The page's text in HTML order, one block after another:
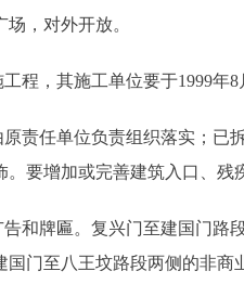
，对外开放。
，其施工单位要于1999年8
任单位负责组织落实；已
要增加或完善建筑入口、残
牌匾。复兴门至建国门路
门至八王坟路段两侧的非